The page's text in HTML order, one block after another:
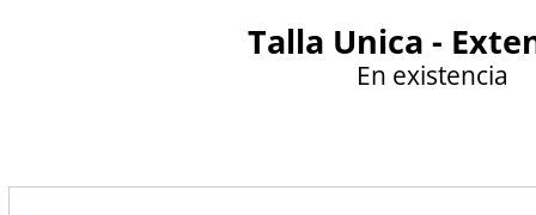
Talla Unica -
En existencia